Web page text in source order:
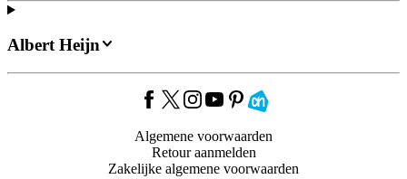
Albert Heijn
Algemene voorwaarden
Retour aanmelden
Zakelijke algemene voorwaarden